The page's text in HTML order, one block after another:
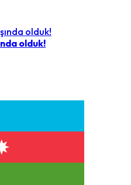
olduk!